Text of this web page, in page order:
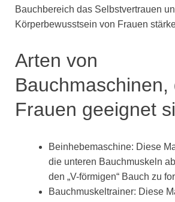
Bauchbereich das Selbstvertrauen
Körperbewusstsein von Frauen
Arten von
Bauchmaschinen,
Frauen geeignet
Beinhebemaschine: Diese
die unteren Bauchmuskeln
den „V-förmigen“ Bauch zu
Bauchmuskeltrainer: Diese